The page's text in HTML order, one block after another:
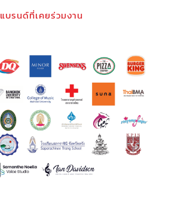
แบรนด์ที่เคยร่วมงาน